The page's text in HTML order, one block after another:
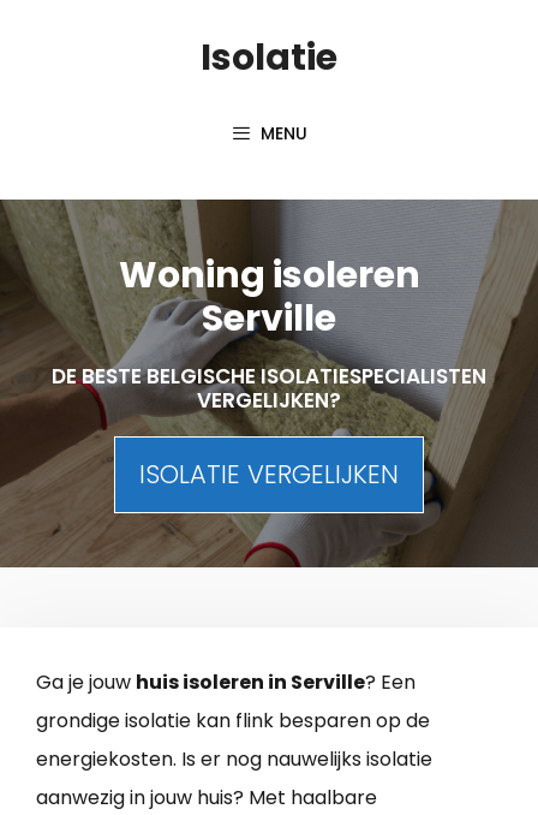
Isolatie
MENU
Woning isoleren
Serville
DE BESTE BELGISCHE ISOLATIESPECIALISTEN
VERGELIJKEN?
ISOLATIE VERGELIJKEN
Ga je jouw huis isoleren in Serville? Een
grondige isolatie kan flink besparen op de
energiekosten. Is er nog nauwelijks isolatie
aanwezig in jouw huis? Met haalbare